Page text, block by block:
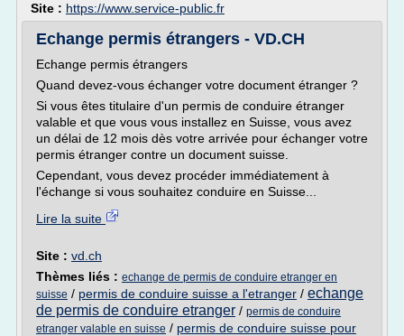
Site : https://www.service-public.fr
Echange permis étrangers - VD.CH
Echange permis étrangers
Quand devez-vous échanger votre document étranger ?
Si vous êtes titulaire d'un permis de conduire étranger
valable et que vous vous installez en Suisse, vous avez
un délai de 12 mois dès votre arrivée pour échanger votre
permis étranger contre un document suisse.
Cependant, vous devez procéder immédiatement à
l'échange si vous souhaitez conduire en Suisse...
Lire la suite
Site : vd.ch
Thèmes liés : echange de permis de conduire etranger en
suisse / permis de conduire suisse a l'etranger / echange
de permis de conduire etranger / permis de conduire
etranger valable en suisse / permis de conduire suisse pour